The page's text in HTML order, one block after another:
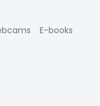
E-books